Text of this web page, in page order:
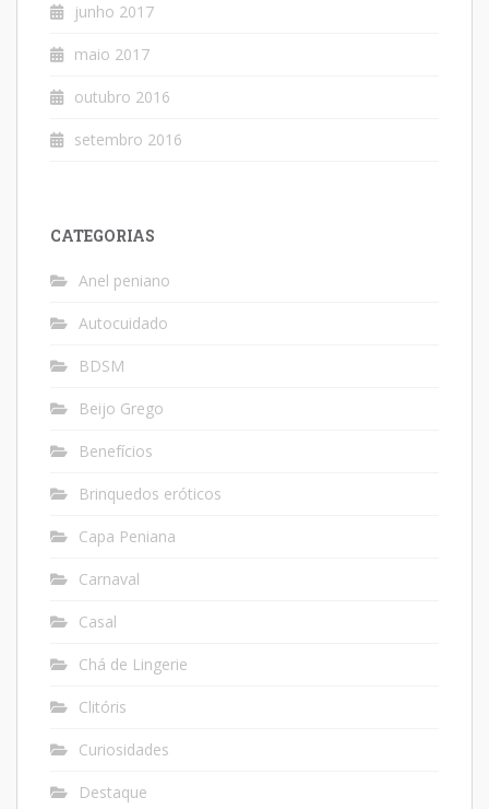
junho 2017
maio 2017
outubro 2016
setembro 2016
CATEGORIAS
Anel peniano
Autocuidado
BDSM
Beijo Grego
Benefícios
Brinquedos eróticos
Capa Peniana
Carnaval
Casal
Chá de Lingerie
Clitóris
Curiosidades
Destaque